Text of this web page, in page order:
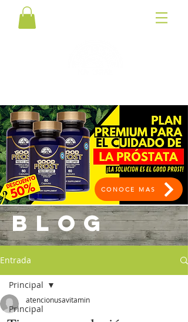
CONOCE MAS
BLOG
Entrada
Principal
Principal
atencionusavitamin